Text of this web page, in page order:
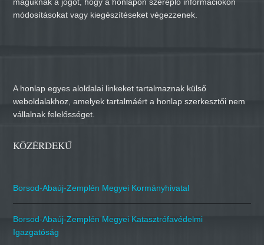
maguknak a jogot, hogy a honlapon szereplő információkon
módosításokat vagy kiegészítéseket végezzenek.
A honlap egyes aloldalai linkeket tartalmaznak külső
weboldalakhoz, amelyek tartalmáért a honlap szerkesztői nem
vállalnak felelősséget.
KÖZÉRDEKŰ
Borsod-Abaúj-Zemplén Megyei Kormányhivatal
Borsod-Abaúj-Zemplén Megyei Katasztrófavédelmi
Igazgatóság